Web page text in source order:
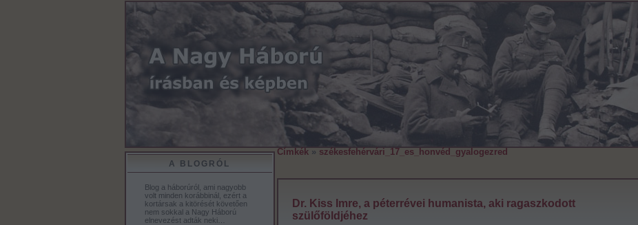
A BLOGRÓL
Blog a háborúról, ami nagyobb
volt minden korábbinál, ezért a
kortársak a kitörését követően
nem sokkal a Nagy Háború
elnevezést adták neki…
Címkék» székesfehérvári_17_es_honvéd_gyalogezred
Dr. Kiss Imre, a péterrévei humanista, aki ragaszkodott
szülőföldjéhez